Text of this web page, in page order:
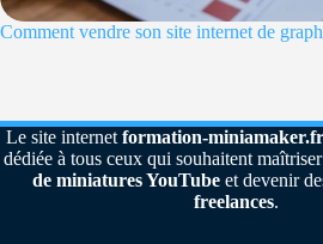
Comment vendre son site internet de
Le site internet formation-miniamaker.fr
dédiée à tous ceux qui souhaitent
de miniatures YouTube et devenir
freelances.